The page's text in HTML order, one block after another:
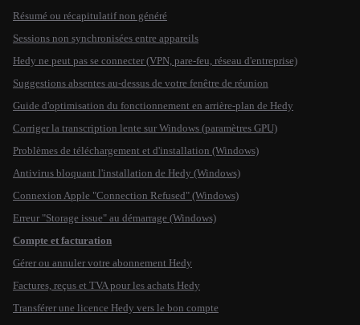
Résumé ou récapitulatif non généré
Sessions non synchronisées entre appareils
Hedy ne peut pas se connecter (VPN, pare-feu, réseau d'entreprise)
Suggestions absentes au-dessus de votre fenêtre de réunion
Guide d'optimisation du fonctionnement en arrière-plan de Hedy
Corriger la transcription lente sur Windows (paramètres GPU)
Problèmes de téléchargement et d'installation (Windows)
Antivirus bloquant l'installation de Hedy (Windows)
Connexion Apple "Connection Refused" (Windows)
Erreur "Storage issue" au démarrage (Windows)
Compte et facturation
Gérer ou annuler votre abonnement Hedy
Factures, reçus et TVA pour les achats Hedy
Transférer une licence Hedy vers le bon compte